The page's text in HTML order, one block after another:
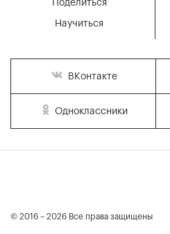
Поделиться
Научиться
ВКонтакте
Одноклассники
© 2016 – 2026 Все права защищены